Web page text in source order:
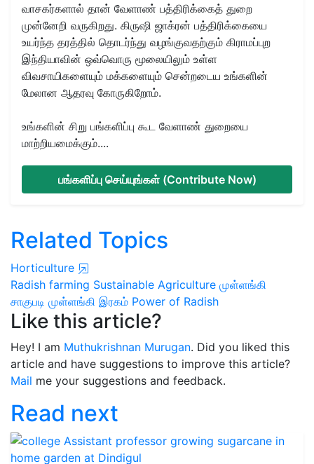
வாசகர்களால் தான் வேளாண் பத்திரிக்கைத் துறை
முன்னேறி வருகிறது. கிருஷி ஜாக்ரன் பத்திரிக்கையை
உயர்ந்த தரத்தில் தொடர்ந்து வழங்குவதற்கும் கிராமப்புற
இந்தியாவின் ஒவ்வொரு மூலையிலும் உள்ள
விவசாயிகளையும் மக்களையும் சென்றடைய உங்களின்
மேலான ஆதரவு கோருகிறோம்.
உங்களின் சிறு பங்களிப்பு கூட வேளாண் துறையை
மாற்றியமைக்கும்....
பங்களிப்பு செய்யுங்கள் (Contribute Now)
Related Topics
Horticulture
Radish farming Sustainable Agriculture முள்ளங்கி
சாகுபடி முள்ளங்கி இரகம் Power of Radish
Like this article?
Hey! I am Muthukrishnan Murugan. Did you liked this
article and have suggestions to improve this article?
Mail me your suggestions and feedback.
Read next